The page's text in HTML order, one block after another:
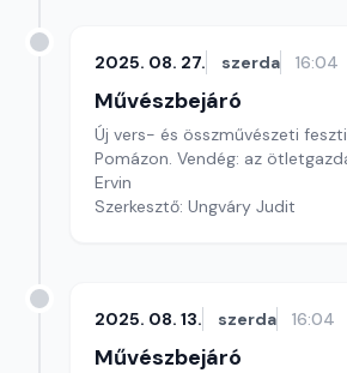
2025. 08. 27. szerda 16:04
Művészbejáró
Új vers- és összművészeti
Pomázon. Vendég: az
Ervin
Szerkesztő: Ungváry Judit
2025. 08. 13. szerda 16:04
Művészbejáró